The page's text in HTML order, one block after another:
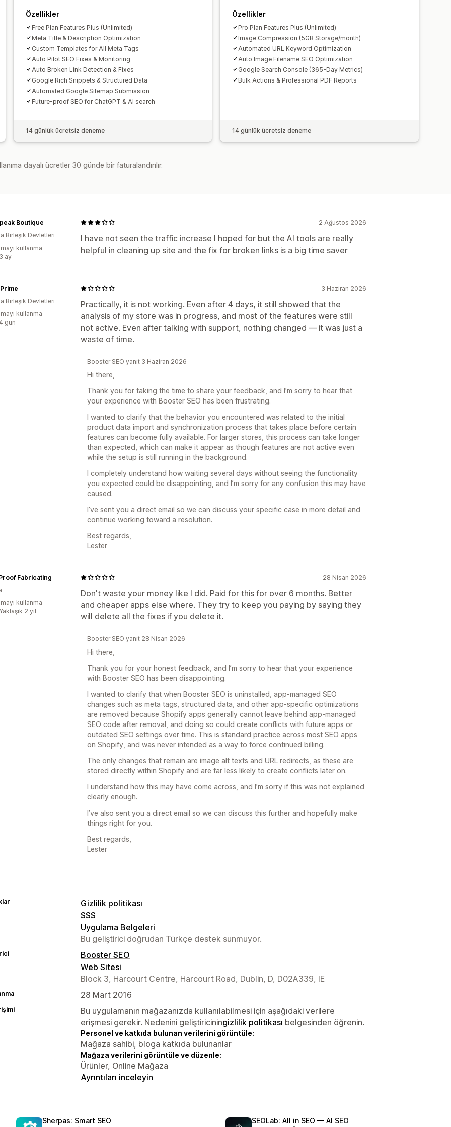
Özellikler
Free Plan Features Plus (Unlimited)
Meta Title & Description Optimization
Custom Templates for All Meta Tags
Auto Pilot SEO Fixes & Monitoring
Auto Broken Link Detection & Fixes
Google Rich Snippets & Structured Data
Automated Google Sitemap Submission
Future-proof SEO for ChatGPT & AI search
14 günlük ücretsiz deneme
Özellikler
Pro Plan Features Plus (Unlimited)
Image Compression (5GB Storage/month)
Automated URL Keyword Optimization
Auto Image Filename SEO Optimization
Google Search Console (365-Day Metrics)
Bulk Actions & Professional PDF Reports
14 günlük ücretsiz deneme
dayalı ücretler 30 günde bir faturalandırılır.
2 Ağustos 2026
I have not seen the traffic increase I hoped for but the AI tools are really
helpful in cleaning up site and the fix for broken links is a big time saver
Boutique
Birleşik Devletleri
kullanma
ay
3 Haziran 2026
Practically, it is not working. Even after 4 days, it still showed that the
analysis of my store was in progress, and most of the features were still
not active. Even after talking with support, nothing changed — it was just a
waste of time.
Birleşik Devletleri
kullanma
gün
Booster SEO yanıt 3 Haziran 2026
Hi there,
Thank you for taking the time to share your feedback, and I’m sorry to hear that
your experience with Booster SEO has been frustrating.
I wanted to clarify that the behavior you encountered was related to the initial
product data import and synchronization process that takes place before certain
features can become fully available. For larger stores, this process can take longer
than expected, which can make it appear as though features are not active even
while the setup is still running in the background.
I completely understand how waiting several days without seeing the functionality
you expected could be disappointing, and I’m sorry for any confusion this may have
caused.
I’ve sent you a direct email so we can discuss your specific case in more detail and
continue working toward a resolution.
Best regards,
Lester
28 Nisan 2026
Don't waste your money like I did. Paid for this for over 6 months. Better
and cheaper apps else where. They try to keep you paying by saying they
will delete all the fixes if you delete it.
Fabricating
kullanma
2 yıl
Booster SEO yanıt 28 Nisan 2026
Hi there,
Thank you for your honest feedback, and I’m sorry to hear that your experience
with Booster SEO has been disappointing.
I wanted to clarify that when Booster SEO is uninstalled, app-managed SEO
changes such as meta tags, structured data, and other app-specific optimizations
are removed because Shopify apps generally cannot leave behind app-managed
SEO code after removal, and doing so could create conflicts with future apps or
outdated SEO settings over time. This is standard practice across most SEO apps
on Shopify, and was never intended as a way to force continued billing.
The only changes that remain are image alt texts and URL redirects, as these are
stored directly within Shopify and are far less likely to create conflicts later on.
I understand how this may have come across, and I’m sorry if this was not explained
clearly enough.
I’ve also sent you a direct email so we can discuss this further and hopefully make
things right for you.
Best regards,
Lester
Gizlilik politikası
SSS
Uygulama Belgeleri
Bu geliştirici doğrudan Türkçe destek sunmuyor.
Booster SEO
Web Sitesi
Block 3, Harcourt Centre, Harcourt Road, Dublin, D, D02A339, IE
28 Mart 2016
Bu uygulamanın mağazanızda kullanılabilmesi için aşağıdaki verilere
erişmesi gerekir. Nedenini geliştiriciningizlilik politikası belgesinden öğrenin.
Personel ve katkıda bulunan verilerini görüntüle:
Mağaza sahibi, bloga katkıda bulunanlar
Mağaza verilerini görüntüle ve düzenle:
Ürünler, Online Mağaza
Ayrıntıları inceleyin
Sherpas: Smart SEO SEOLab: All in SEO — AI SEO